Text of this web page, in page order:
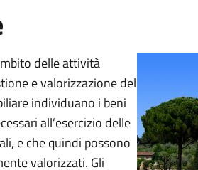
delle attività
e valorizzazione del
individuano i beni
all’esercizio delle
e che quindi possono
valorizzati. Gli